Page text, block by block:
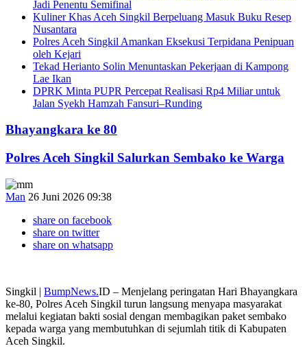
Jadi Penentu Semifinal
Kuliner Khas Aceh Singkil Berpeluang Masuk Buku Resep
Nusantara
Polres Aceh Singkil Amankan Eksekusi Terpidana Penipuan
oleh Kejari
Tekad Herianto Solin Menuntaskan Pekerjaan di Kampong
Lae Ikan
DPRK Minta PUPR Percepat Realisasi Rp4 Miliar untuk
Jalan Syekh Hamzah Fansuri–Runding
Bhayangkara ke 80
Polres Aceh Singkil Salurkan Sembako ke Warga
Man 26 Juni 2026 09:38
share on facebook
share on twitter
share on whatsapp
Singkil | BumpNews.ID – Menjelang peringatan Hari Bhayangkara
ke-80, Polres Aceh Singkil turun langsung menyapa masyarakat
melalui kegiatan bakti sosial dengan membagikan paket sembako
kepada warga yang membutuhkan di sejumlah titik di Kabupaten
Aceh Singkil.